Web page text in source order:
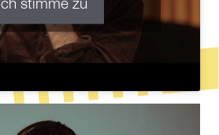
Ich stimme zu